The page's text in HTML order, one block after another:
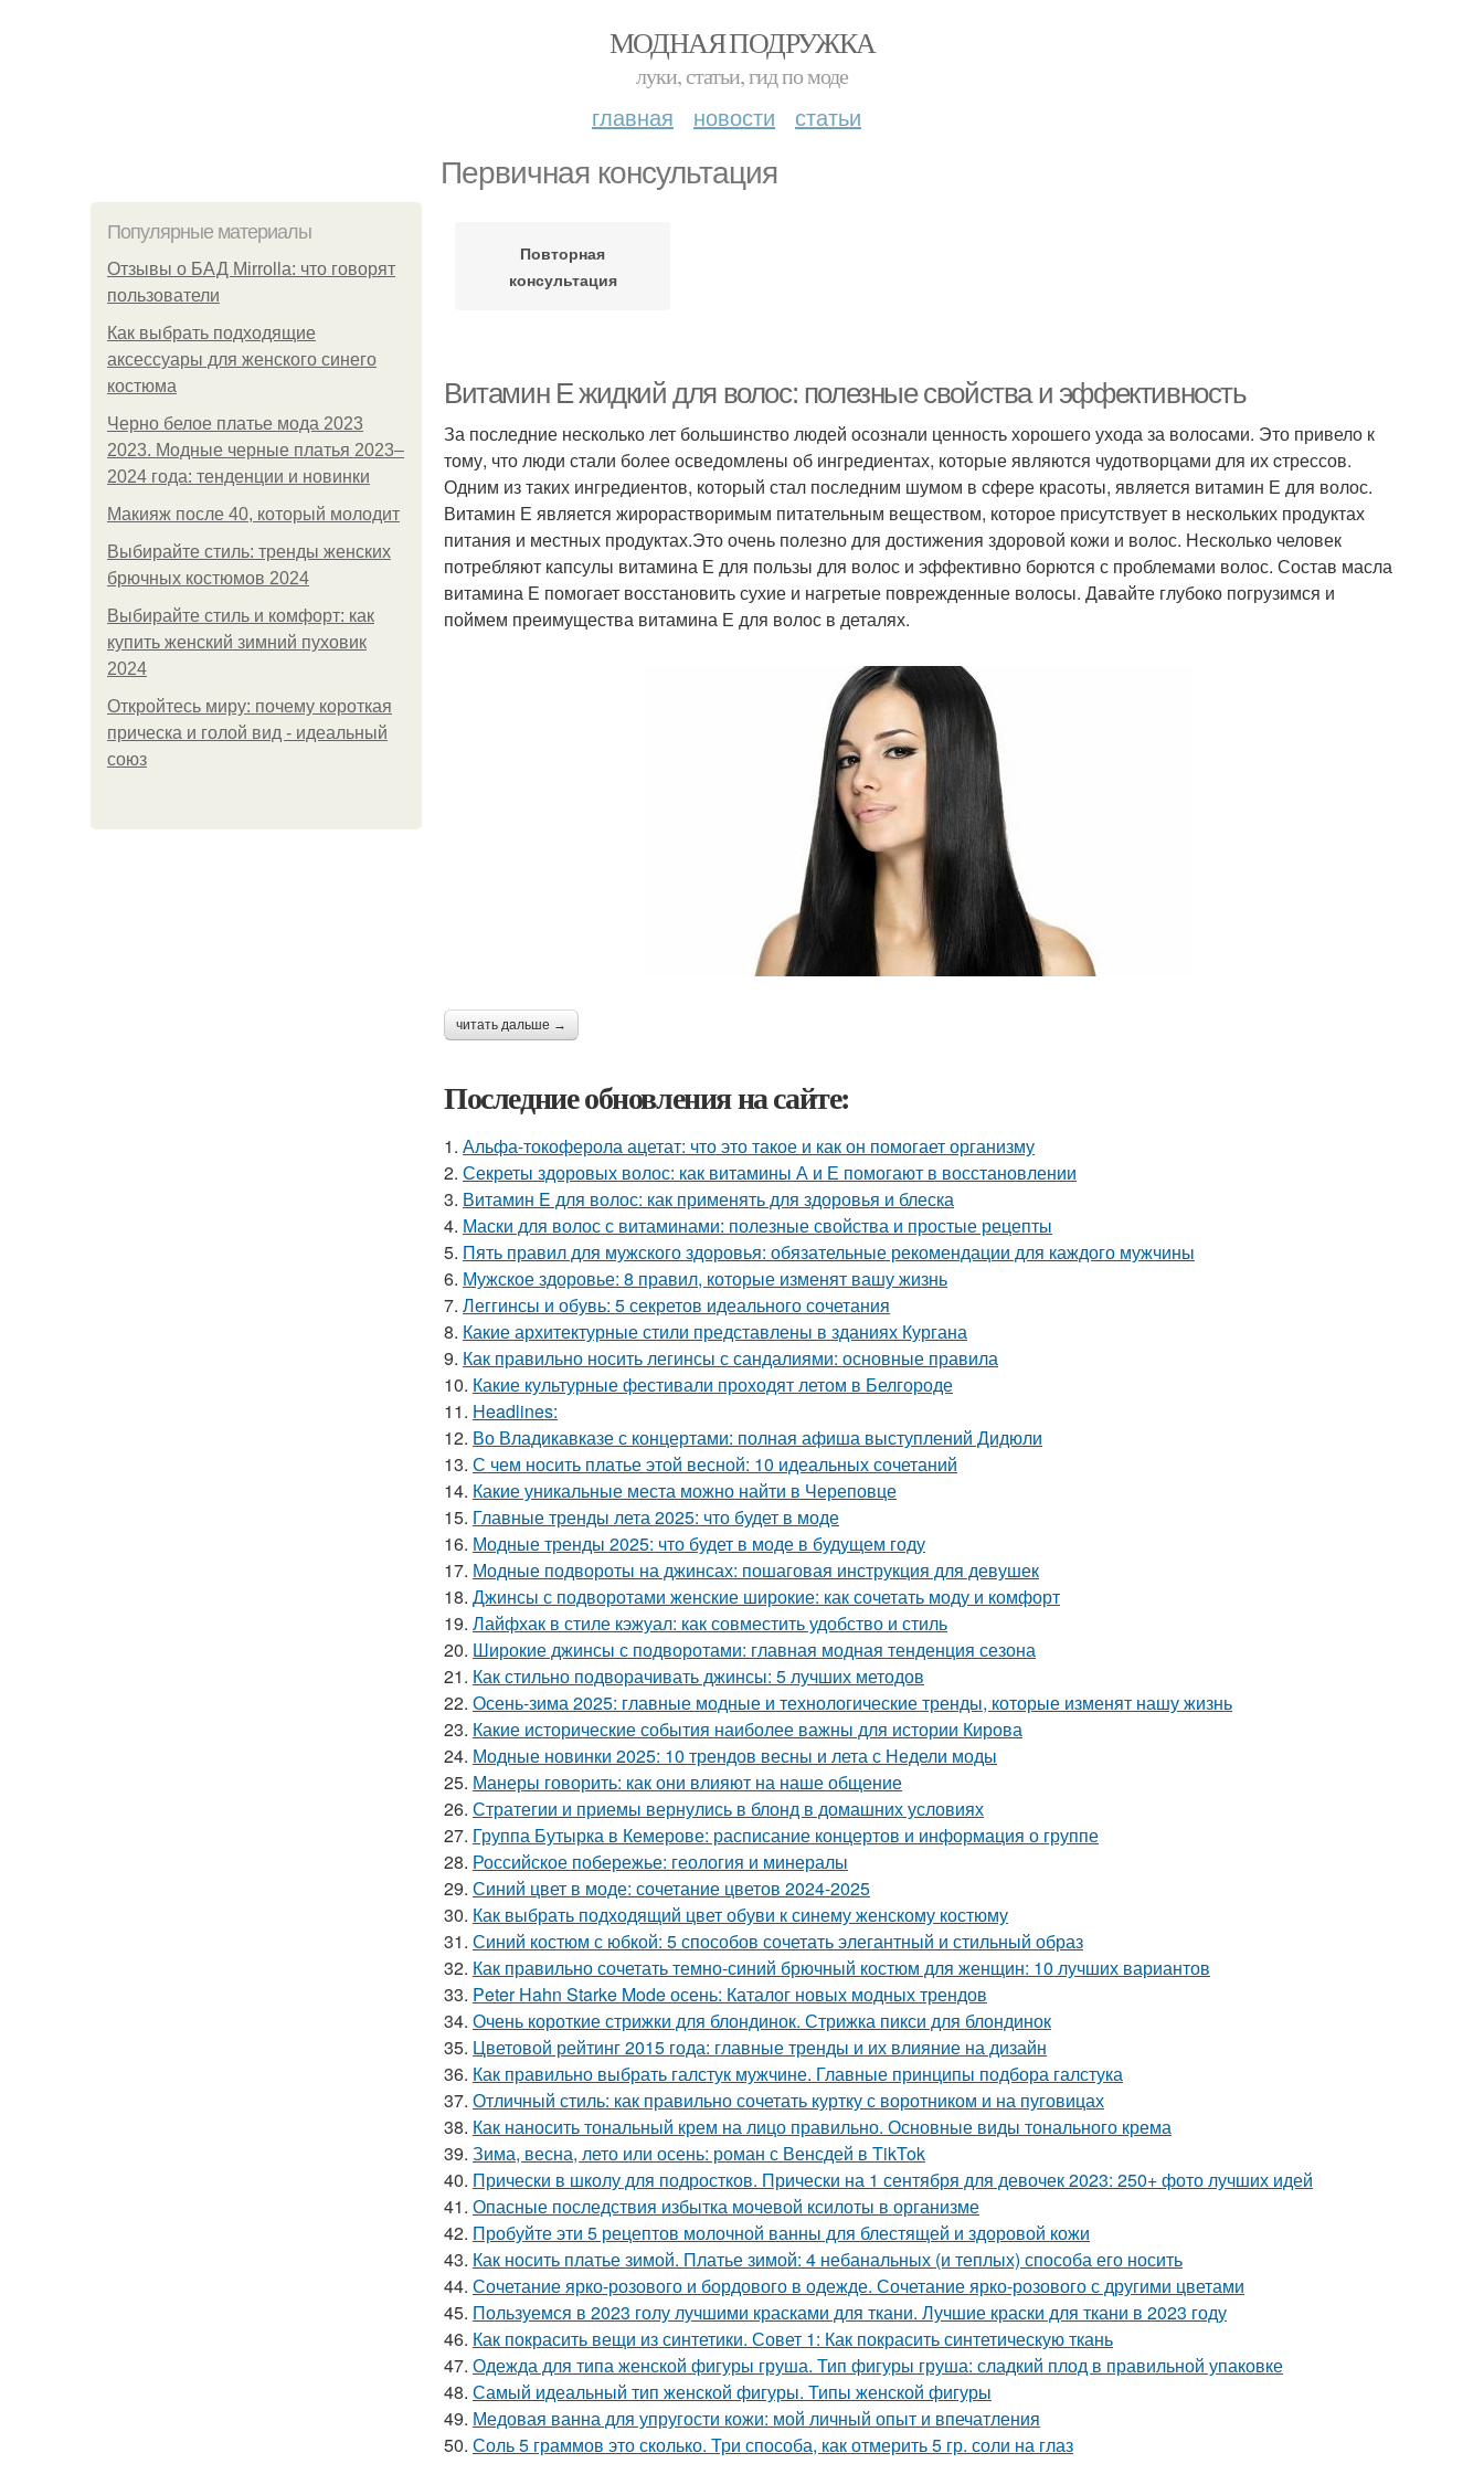
МОДНАЯ ПОДРУЖКА
луки, статьи, гид по моде
главная новости статьи
Первичная консультация
Популярные материалы
Отзывы о БАД Mirrolla: что говорят
пользователи
Как выбрать подходящие
аксессуары для женского синего
костюма
Черно белое платье мода 2023
2023. Модные черные платья 2023–
2024 года: тенденции и новинки
Макияж после 40, который молодит
Выбирайте стиль: тренды женских
брючных костюмов 2024
Выбирайте стиль и комфорт: как
купить женский зимний пуховик
2024
Откройтесь миру: почему короткая
прическа и голой вид - идеальный
союз
Повторная
консультация
Витамин Е жидкий для волос: полезные свойства и эффективность
За последние несколько лет большинство людей осознали ценность хорошего ухода за волосами. Это привело к
тому, что люди стали более осведомлены об ингредиентах, которые являются чудотворцами для их cтрессов.
Одним из таких ингредиентов, который стал последним шумом в сфере красоты, является витамин Е для волос.
Витамин Е является жирорастворимым питательным веществом, которое присутствует в нескольких продуктах
питания и местных продуктах.Это очень полезно для достижения здоровой кожи и волос. Несколько человек
потребляют капсулы витамина Е для пользы для волос и эффективно борются с проблемами волос. Состав масла
витамина Е помогает восстановить сухие и нагретые поврежденные волосы. Давайте глубоко погрузимся и
поймем преимущества витамина Е для волос в деталях.
читать дальше →
Последние обновления на сайте:
1. Альфа-токоферола ацетат: что это такое и как он помогает организму
2. Секреты здоровых волос: как витамины А и Е помогают в восстановлении
3. Витамин E для волос: как применять для здоровья и блеска
4. Маски для волос с витаминами: полезные свойства и простые рецепты
5. Пять правил для мужского здоровья: обязательные рекомендации для каждого мужчины
6. Мужское здоровье: 8 правил, которые изменят вашу жизнь
7. Леггинсы и обувь: 5 секретов идеального сочетания
8. Какие архитектурные стили представлены в зданиях Кургана
9. Как правильно носить легинсы с сандалиями: основные правила
10. Какие культурные фестивали проходят летом в Белгороде
11. Headlines:
12. Во Владикавказе с концертами: полная афиша выступлений Дидюли
13. С чем носить платье этой весной: 10 идеальных сочетаний
14. Какие уникальные места можно найти в Череповце
15. Главные тренды лета 2025: что будет в моде
16. Модные тренды 2025: что будет в моде в будущем году
17. Модные подвороты на джинсах: пошаговая инструкция для девушек
18. Джинсы с подворотами женские широкие: как сочетать моду и комфорт
19. Лайфхак в стиле кэжуал: как совместить удобство и стиль
20. Широкие джинсы с подворотами: главная модная тенденция сезона
21. Как стильно подворачивать джинсы: 5 лучших методов
22. Осень-зима 2025: главные модные и технологические тренды, которые изменят нашу жизнь
23. Какие исторические события наиболее важны для истории Кирова
24. Модные новинки 2025: 10 трендов весны и лета с Недели моды
25. Манеры говорить: как они влияют на наше общение
26. Стратегии и приемы вернулись в блонд в домашних условиях
27. Группа Бутырка в Кемерове: расписание концертов и информация о группе
28. Российское побережье: геология и минералы
29. Синий цвет в моде: сочетание цветов 2024-2025
30. Как выбрать подходящий цвет обуви к синему женскому костюму
31. Синий костюм с юбкой: 5 способов сочетать элегантный и стильный образ
32. Как правильно сочетать темно-синий брючный костюм для женщин: 10 лучших вариантов
33. Peter Hahn Starke Mode осень: Каталог новых модных трендов
34. Очень короткие стрижки для блондинок. Стрижка пикси для блондинок
35. Цветовой рейтинг 2015 года: главные тренды и их влияние на дизайн
36. Как правильно выбрать галстук мужчине. Главные принципы подбора галстука
37. Отличный стиль: как правильно сочетать куртку с воротником и на пуговицах
38. Как наносить тональный крем на лицо правильно. Основные виды тонального крема
39. Зима, весна, лето или осень: роман с Венсдей в TikTok
40. Прически в школу для подростков. Прически на 1 сентября для девочек 2023: 250+ фото лучших идей
41. Опасные последствия избытка мочевой ксилоты в организме
42. Пробуйте эти 5 рецептов молочной ванны для блестящей и здоровой кожи
43. Как носить платье зимой. Платье зимой: 4 небанальных (и теплых) способа его носить
44. Сочетание ярко-розового и бордового в одежде. Сочетание ярко-розового с другими цветами
45. Пользуемся в 2023 голу лучшими красками для ткани. Лучшие краски для ткани в 2023 году
46. Как покрасить вещи из синтетики. Совет 1: Как покрасить синтетическую ткань
47. Одежда для типа женской фигуры груша. Тип фигуры груша: сладкий плод в правильной упаковке
48. Самый идеальный тип женской фигуры. Типы женской фигуры
49. Медовая ванна для упругости кожи: мой личный опыт и впечатления
50. Соль 5 граммов это сколько. Три способа, как отмерить 5 гр. соли на глаз